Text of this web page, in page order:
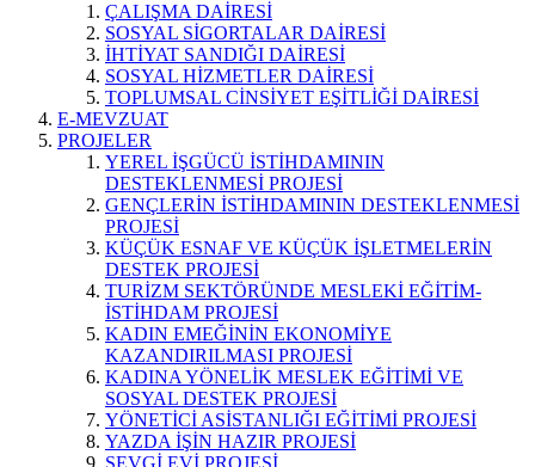
ÇALIŞMA DAİRESİ
SOSYAL SİGORTALAR DAİRESİ
İHTİYAT SANDIĞI DAİRESİ
SOSYAL HİZMETLER DAİRESİ
TOPLUMSAL CİNSİYET EŞİTLİĞİ DAİRESİ
E-MEVZUAT
PROJELER
YEREL İŞGÜCÜ İSTİHDAMININ
DESTEKLENMESİ PROJESİ
GENÇLERİN İSTİHDAMININ DESTEKLENMESİ
PROJESİ
KÜÇÜK ESNAF VE KÜÇÜK İŞLETMELERİN
DESTEK PROJESİ
TURİZM SEKTÖRÜNDE MESLEKİ EĞİTİM-
İSTİHDAM PROJESİ
KADIN EMEĞİNİN EKONOMİYE
KAZANDIRILMASI PROJESİ
KADINA YÖNELİK MESLEK EĞİTİMİ VE
SOSYAL DESTEK PROJESİ
YÖNETİCİ ASİSTANLIĞI EĞİTİMİ PROJESİ
YAZDA İŞİN HAZIR PROJESİ
SEVGİ EVİ PROJESİ